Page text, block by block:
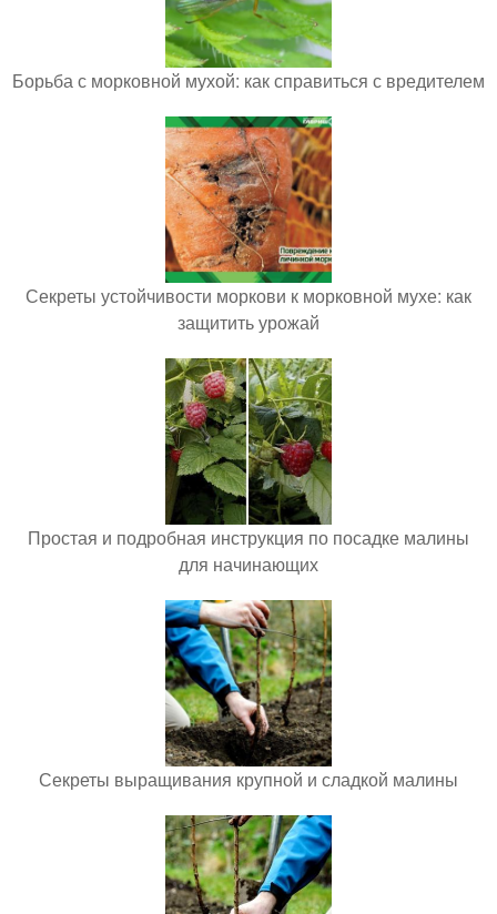
Борьба с морковной мухой: как справиться с вредителем
Секреты устойчивости моркови к морковной мухе: как
защитить урожай
Простая и подробная инструкция по посадке малины
для начинающих
Секреты выращивания крупной и сладкой малины